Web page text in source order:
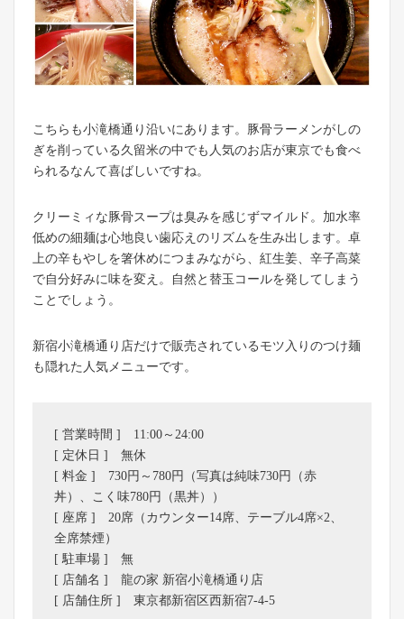
こちらも小滝橋通り沿いにあります。豚骨ラーメンがしの
ぎを削っている久留米の中でも人気のお店が東京でも食べ
られるなんて喜ばしいですね。
クリーミィな豚骨スープは臭みを感じずマイルド。加水率
低めの細麺は心地良い歯応えのリズムを生み出します。卓
上の辛もやしを箸休めにつまみながら、紅生姜、辛子高菜
で自分好みに味を変え。自然と替玉コールを発してしまう
ことでしょう。
新宿小滝橋通り店だけで販売されているモツ入りのつけ麺
も隠れた人気メニューです。
[ 営業時間 ] 11:00～24:00
[ 定休日 ] 無休
[ 料金 ] 730円～780円（写真は純味730円（赤
丼）、こく味780円（黒丼））
[ 座席 ] 20席（カウンター14席、テーブル4席×2、
全席禁煙）
[ 駐車場 ] 無
[ 店舗名 ] 龍の家 新宿小滝橋通り店
[ 店舗住所 ] 東京都新宿区西新宿7-4-5